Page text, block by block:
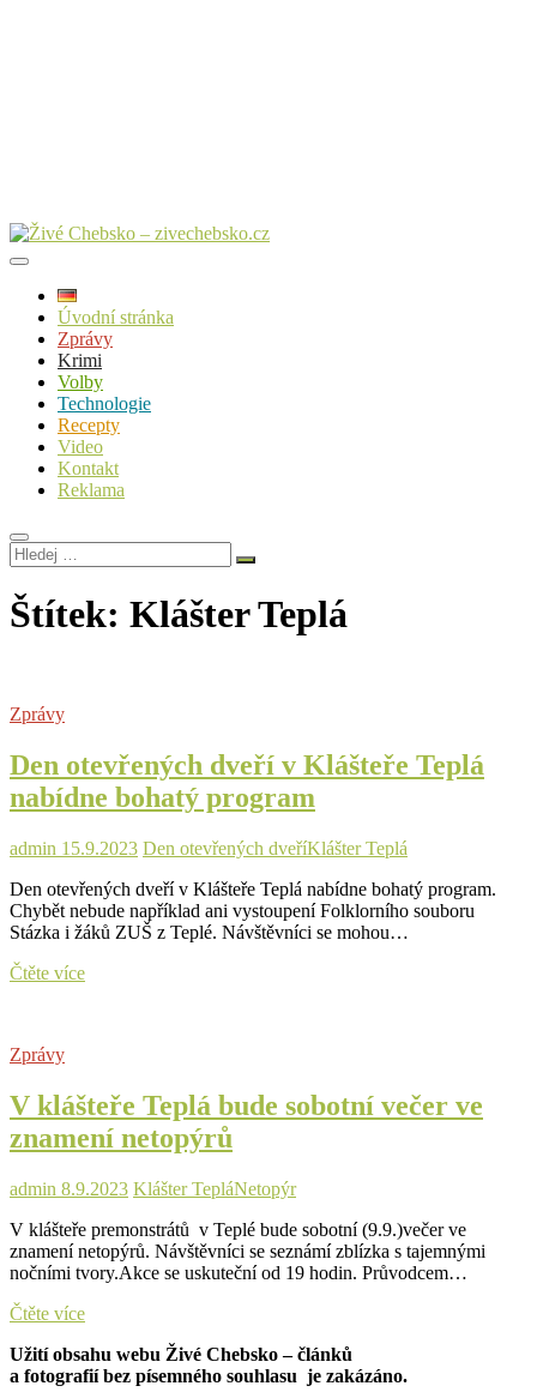
Úvodní stránka
Zprávy
Krimi
Volby
Technologie
Recepty
Video
Kontakt
Reklama
Hledej
…
Štítek: Klášter Teplá
Zprávy
Den otevřených dveří v Klášteře Teplá
nabídne bohatý program
admin 15.9.2023 Den otevřených dveříKlášter Teplá
Den otevřených dveří v Klášteře Teplá nabídne bohatý program.
Chybět nebude například ani vystoupení Folklorního souboru
Stázka i žáků ZUŠ z Teplé. Návštěvníci se mohou…
Čtěte víceDen
nabídne
bohatý
program
Zprávy
V klášteře Teplá bude sobotní večer ve
znamení netopýrů
admin 8.9.2023 Klášter TepláNetopýr
V klášteře premonstrátů v Teplé bude sobotní (9.9.)večer ve
znamení netopýrů. Návštěvníci se seznámí zblízka s tajemnými
nočními tvory.Akce se uskuteční od 19 hodin. Průvodcem…
Čtěte víceV
Teplá
bude
Užití obsahu webu Živé Chebsko – článků
a fotografií bez písemného souhlasu je zakázáno.